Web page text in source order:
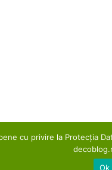
cu privire la Protecția
Ok